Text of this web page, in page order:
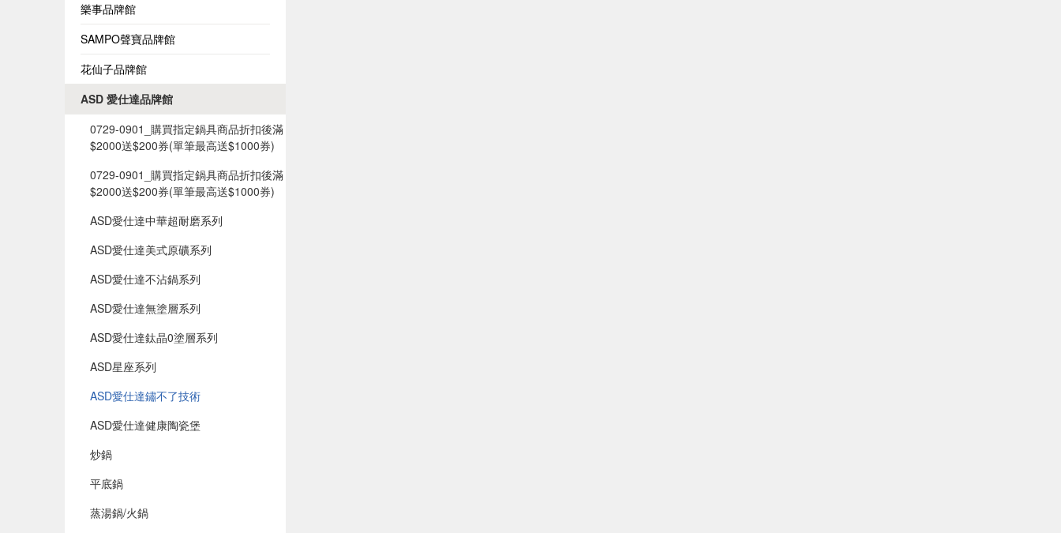
樂事品牌館
SAMPO聲寶品牌館
花仙子品牌館
ASD 愛仕達品牌館
0729-0901_購買指定鍋具商品折扣後滿
$2000送$200券(單筆最高送$1000券)
0729-0901_購買指定鍋具商品折扣後滿
$2000送$200券(單筆最高送$1000券)
ASD愛仕達中華超耐磨系列
ASD愛仕達美式原礦系列
ASD愛仕達不沾鍋系列
ASD愛仕達無塗層系列
ASD愛仕達鈦晶0塗層系列
ASD星座系列
ASD愛仕達鏽不了技術
ASD愛仕達健康陶瓷堡
炒鍋
平底鍋
蒸湯鍋/火鍋